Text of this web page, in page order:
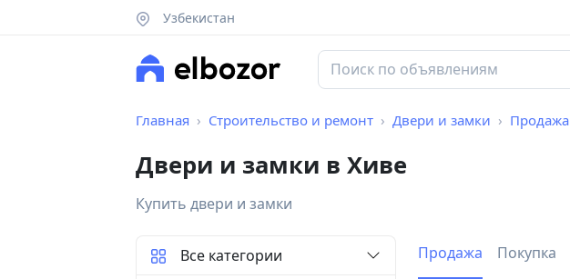
Узбекистан
Главная Строительство и ремонт Двери и замки Продажа
Двери и замки в Хиве
Купить двери и замки
Продажа Покупка
Все категории